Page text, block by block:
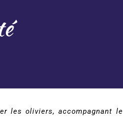
les oliviers, accompagnant le